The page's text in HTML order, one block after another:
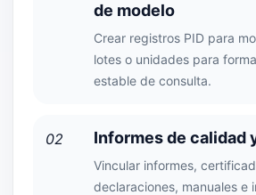
de modelo
Crear registros PID para
lotes o unidades para
estable de consulta.
02 Informes de calidad
Vincular informes,
declaraciones, manuales e